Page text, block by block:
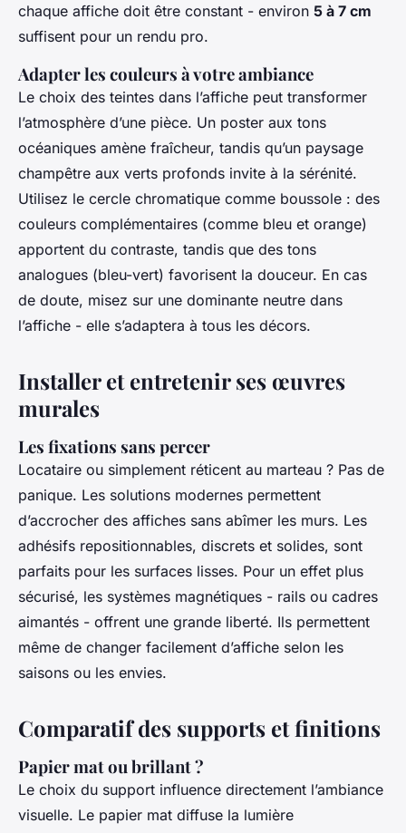
chaque affiche doit être constant - environ 5 à 7 cm
suffisent pour un rendu pro.
Adapter les couleurs à votre ambiance
Le choix des teintes dans l’affiche peut transformer
l’atmosphère d’une pièce. Un poster aux tons
océaniques amène fraîcheur, tandis qu’un paysage
champêtre aux verts profonds invite à la sérénité.
Utilisez le cercle chromatique comme boussole : des
couleurs complémentaires (comme bleu et orange)
apportent du contraste, tandis que des tons
analogues (bleu-vert) favorisent la douceur. En cas
de doute, misez sur une dominante neutre dans
l’affiche - elle s’adaptera à tous les décors.
Installer et entretenir ses œuvres
murales
Les fixations sans percer
Locataire ou simplement réticent au marteau ? Pas de
panique. Les solutions modernes permettent
d’accrocher des affiches sans abîmer les murs. Les
adhésifs repositionnables, discrets et solides, sont
parfaits pour les surfaces lisses. Pour un effet plus
sécurisé, les systèmes magnétiques - rails ou cadres
aimantés - offrent une grande liberté. Ils permettent
même de changer facilement d’affiche selon les
saisons ou les envies.
Comparatif des supports et finitions
Papier mat ou brillant ?
Le choix du support influence directement l’ambiance
visuelle. Le papier mat diffuse la lumière